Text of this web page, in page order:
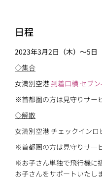
日程
2023年3月2日（木）〜5日
◇集合
女満別空港到着口横 セブ
※首都圏の方は見守りサー
◇解散
女満別空港 チェックインロ
※首都圏の方は見守りサー
※お子さん単独で飛行機に
お子さんをサポートいたし